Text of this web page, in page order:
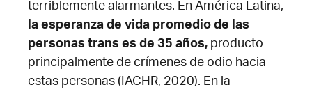
terriblemente alarmantes. En América Latina,
la esperanza de vida promedio de las
personas trans es de 35 años, producto
principalmente de crímenes de odio hacia
estas personas (IACHR, 2020). En la